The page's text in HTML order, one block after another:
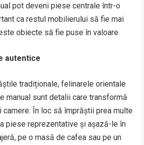
pot deveni piese centrale într-o
ca restul mobilierului să fie mai
obiecte să fie puse în valoare.
autentice
tradiționale, felinarele orientale
manual sunt detalii care transformă
camere. În loc să împrăștii prea multe
piese reprezentative și așază-le în
pe o masă de cafea sau pe un